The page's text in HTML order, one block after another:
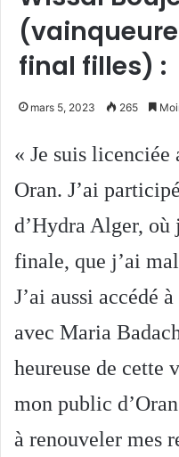
final filles) :
mars 5, 2023 265
« Je suis licenciée
Oran. J’ai
d’Hydra Alger, où
finale, que j’ai
J’ai aussi accédé
avec Maria
heureuse de cette
mon public
à renouveler mes